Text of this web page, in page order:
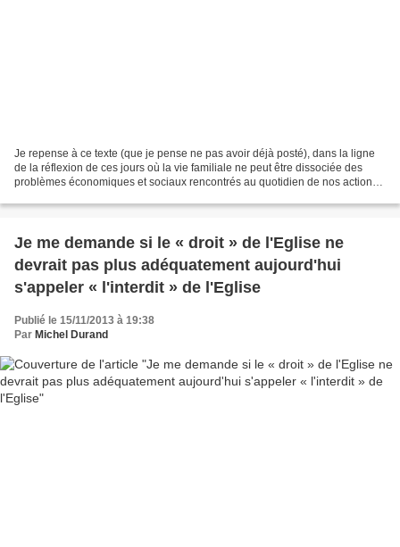
Je repense à ce texte (que je pense ne pas avoir déjà posté), dans la ligne
de la réflexion de ces jours où la vie familiale ne peut être dissociée des
problèmes économiques et sociaux rencontrés au quotidien de nos actions
Je me demande si le « droit » de l'Eglise ne
devrait pas plus adéquatement aujourd'hui
s'appeler « l'interdit » de l'Eglise
Publié le 15/11/2013 à 19:38
Par Michel Durand